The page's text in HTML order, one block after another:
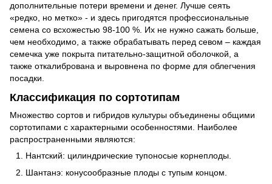
дополнительные потери времени и денег. Лучше сеять
«редко, но метко» - и здесь пригодятся профессиональные
семена со всхожестью 98-100 %. Их не нужно сажать больше,
чем необходимо, а также обрабатывать перед севом – каждая
семечка уже покрыта питательно-защитной оболочкой, а
также откалибрована и выровнена по форме для облегчения
посадки.
Классификация по сортотипам
Множество сортов и гибридов культуры объединены общими
сортотипами с характерными особенностями. Наиболее
распространенными являются:
Нантский: цилиндрические тупоносые корнеплоды.
Шантанэ: конусообразные плоды с тупым концом.